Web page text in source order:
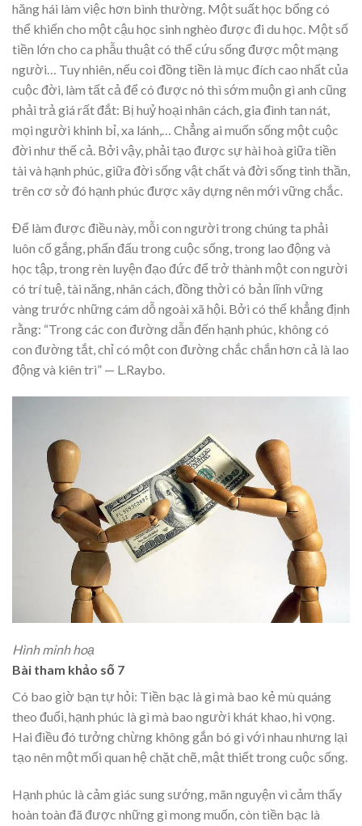
hăng hái làm việc hơn bình thường. Một suất học bổng có
thể khiến cho một cậu học sinh nghèo được đi du học. Một số
tiền lớn cho ca phẫu thuật có thể cứu sống được một mạng
người… Tuy nhiên, nếu coi đồng tiền là mục đích cao nhất của
cuộc đời, làm tất cả để có được nó thì sớm muộn gì anh cũng
phải trả giá rất đắt: Bị huỷ hoại nhân cách, gia đình tan nát,
mọi người khinh bỉ, xa lánh,… Chẳng ai muốn sống một cuộc
đời như thế cả. Bởi vậy, phải tạo được sự hài hoà giữa tiền
tài và hạnh phúc, giữa đời sống vật chất và đời sống tinh thần,
trên cơ sở đó hạnh phúc được xây dựng nên mới vững chắc.
Để làm được điều này, mỗi con người trong chúng ta phải
luôn cố gắng, phấn đấu trong cuộc sống, trong lao động và
học tập, trong rèn luyện đạo đức để trở thành một con người
có trí tuệ, tài năng, nhân cách, đồng thời có bản lĩnh vững
vàng trước những cám dỗ ngoài xã hội. Bởi có thể khẳng định
rằng: “Trong các con đường dẫn đến hạnh phúc, không có
con đường tắt, chỉ có một con đường chắc chắn hơn cả là lao
động và kiên trì” — L.Raybo.
Hình minh hoạ
Bài tham khảo số 7
Có bao giờ bạn tự hỏi: Tiền bạc là gì mà bao kẻ mù quáng
theo đuổi, hạnh phúc là gì mà bao người khát khao, hi vọng.
Hai điều đó tưởng chừng không gắn bó gì với nhau nhưng lại
tạo nên một mối quan hệ chặt chẽ, mật thiết trong cuộc sống.
Hạnh phúc là cảm giác sung sướng, mãn nguyện vì cảm thấy
hoàn toàn đã được những gì mong muốn, còn tiền bạc là